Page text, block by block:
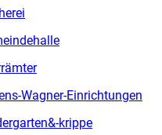
Wagner-Einrichtungen
krippe